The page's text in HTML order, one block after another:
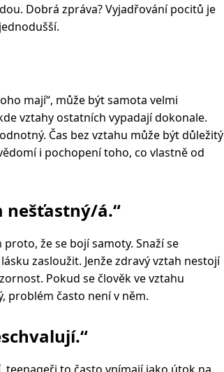
Dobrá zpráva? Vyjadřování pocitů je
mají“, může být samota velmi
vztahy ostatních vypadají dokonale.
Čas bez vztahu může být důležitý
i pochopení toho, co vlastně od
nešťastný/á.“
že se bojí samoty. Snaží se
zasloužit. Jenže zdravý vztah nestojí
Pokud se člověk ve vztahu
problém často není v něm.